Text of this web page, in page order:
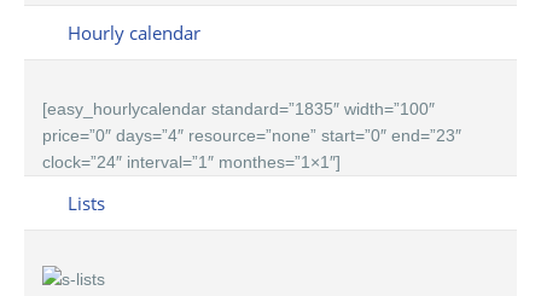
Hourly calendar
[easy_hourlycalendar standard=”1835″ width=”100″
price=”0″ days=”4″ resource=”none” start=”0″ end=”23″
clock=”24″ interval=”1″ monthes=”1×1″]
Lists